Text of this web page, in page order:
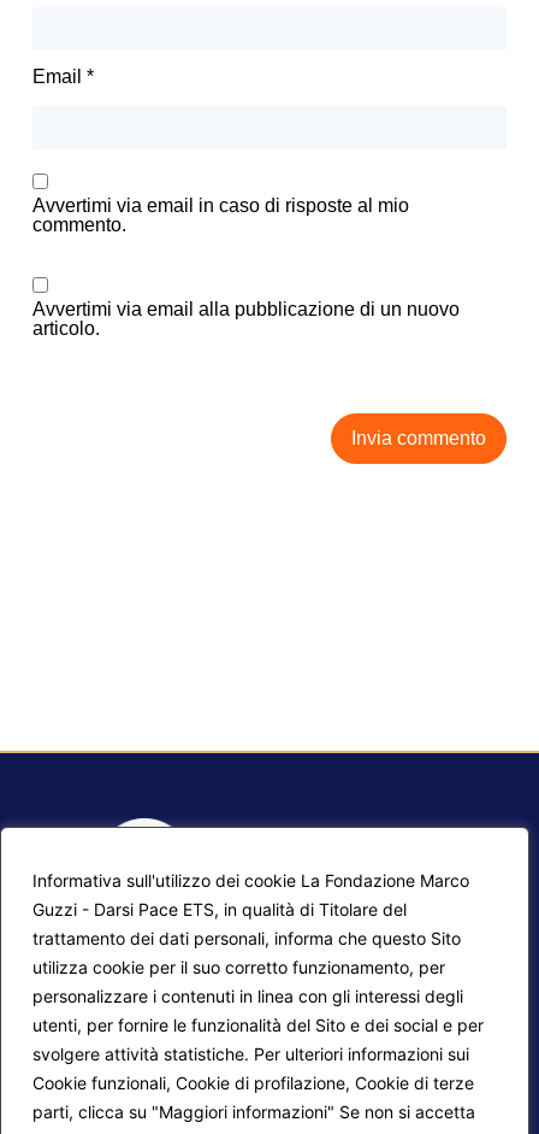
Informativa sull'utilizzo dei cookie La Fondazione Marco
Guzzi - Darsi Pace ETS, in qualità di Titolare del
trattamento dei dati personali, informa che questo Sito
utilizza cookie per il suo corretto funzionamento, per
personalizzare i contenuti in linea con gli interessi degli
utenti, per fornire le funzionalità del Sito e dei social e per
svolgere attività statistiche. Per ulteriori informazioni sui
Cookie funzionali, Cookie di profilazione, Cookie di terze
parti, clicca su "Maggiori informazioni" Se non si accetta
Email *
Avvertimi via email in caso di risposte al mio
commento.
Avvertimi via email alla pubblicazione di un nuovo
articolo.
Mappa del sito
Progetti Darsi Pace
Login redattori
Contatti
Calendario corsi
Privacy Policy
Cookie Policy